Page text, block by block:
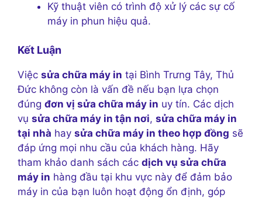
Kỹ thuật viên có trình độ xử lý các sự cố
máy in phun hiệu quả.
Kết Luận
Việc sửa chữa máy in tại Bình Trưng Tây, Thủ
Đức không còn là vấn đề nếu bạn lựa chọn
đúng đơn vị sửa chữa máy in uy tín. Các dịch
vụ sửa chữa máy in tận nơi, sửa chữa máy in
tại nhà hay sửa chữa máy in theo hợp đồng sẽ
đáp ứng mọi nhu cầu của khách hàng. Hãy
tham khảo danh sách các dịch vụ sửa chữa
máy in hàng đầu tại khu vực này để đảm bảo
máy in của bạn luôn hoạt động ổn định, góp